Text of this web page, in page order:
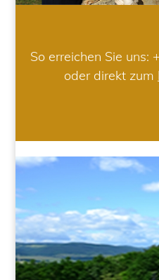
So erreichen Sie uns:
oder direkt zum